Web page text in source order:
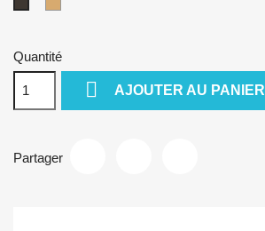
Quantité
 AJOUTER AU PANIER
Partager